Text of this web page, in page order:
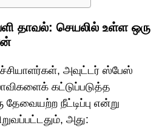
தாவல்: செயலில் உள்ள ஒரு
அவுட்டர் ஸ்பேஸ்
கட்டுப்படுத்த
நீட்டிப்பு என்று
அது: